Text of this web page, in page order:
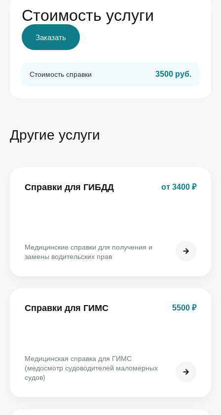
Стоимость услуги
Заказать
Стоимость справки 3500 руб.
Другие услуги
Справки для ГИБДД от 3400 ₽
Медицинские справки для получения и
замены водительских прав
Справки для ГИМС 5500 ₽
Медицинская справка для ГИМС
(медосмотр судоводителей маломерных
судов)